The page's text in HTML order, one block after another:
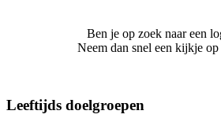
Ben je op zoek naar een
Neem dan snel een kijkje op
Leeftijds doelgroepen